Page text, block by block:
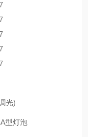
光)
型灯泡